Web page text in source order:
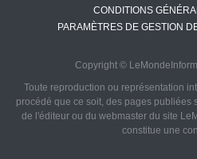
CONDITIONS
PARAMÈTRES DE GESTION
Copyright ©
Toute reproduction ou représentation
procédé que ce soit, des pages publiées
de l'éditeur ou du webmaster du site
constitue une